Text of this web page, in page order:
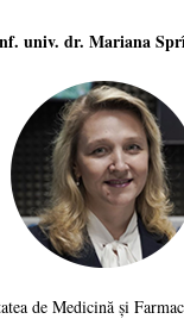
univ. dr. Mariana
de Medicină și